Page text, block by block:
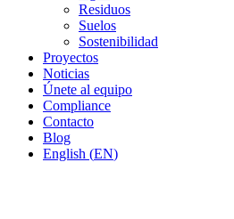
Residuos
Suelos
Sostenibilidad
Proyectos
Noticias
Únete al equipo
Compliance
Contacto
Blog
English (EN)